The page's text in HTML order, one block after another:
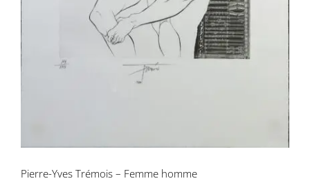
Contactez-nous
Pierre-Yves Trémois – Femme homme